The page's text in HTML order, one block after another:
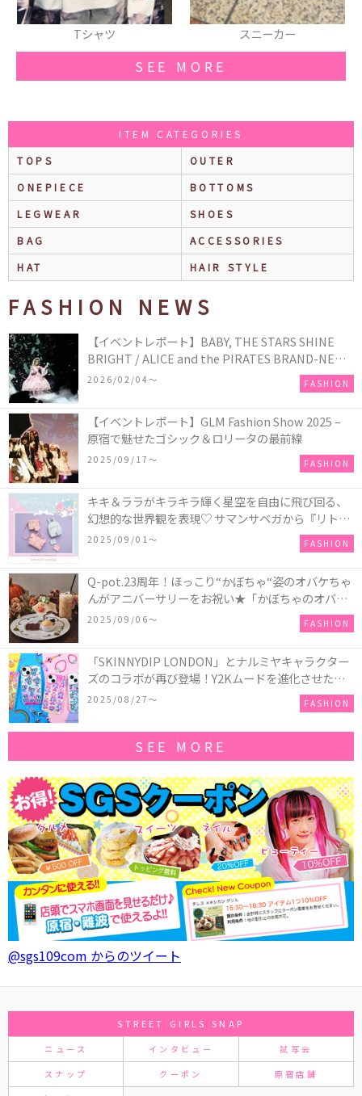
スニーカー パーカ
SEE MORE
ITEM CATEGORIES
TOPS
OUTER
ONEPIECE
BOTTOMS
LEGWEAR
SHOES
BAG
ACCESSORIES
HAT
HAIR STYLE
FASHION NEWS
【イベントレポート】BABY, THE STARS SHINE
BRIGHT / ALICE and the PIRATES BRAND-NEW
COLLECTION in TOKYO
2026/02/04〜 FASHION
【イベントレポート】GLM Fashion Show 2025 –
原宿で魅せたゴシック＆ロリータの最前線
2025/09/17〜 FASHION
キキ＆ララがキラキラ輝く星空を自由に飛び回る、
幻想的な世界観を表現♡ サマンサベガから『リトル
ツインスターズ』50周年アニバーサリーイヤー』を
2025/09/01〜 FASHION
Q-pot.23周年！ほっこり“かぼちゃ“姿のオバケちゃ
んがアニバーサリーをお祝い★「かぼちゃのオバケ
ーキアクセサリー」が新発売！Q-pot CAFE.では
「かぼちゃのオバケーキプレート」も登場
2025/09/06〜 FASHION
「SKINNYDIP LONDON」とナルミヤキャラクター
ズのコラボが再び登場！Y2Kムードを進化させた新
作コレクションを発売♪
2025/08/27〜 FASHION
SEE MORE
@sgs109com からのツイート
STREET GIRLS SNAP
ニュース インタビュー 試写会
スナップ クーポン 原宿店舗